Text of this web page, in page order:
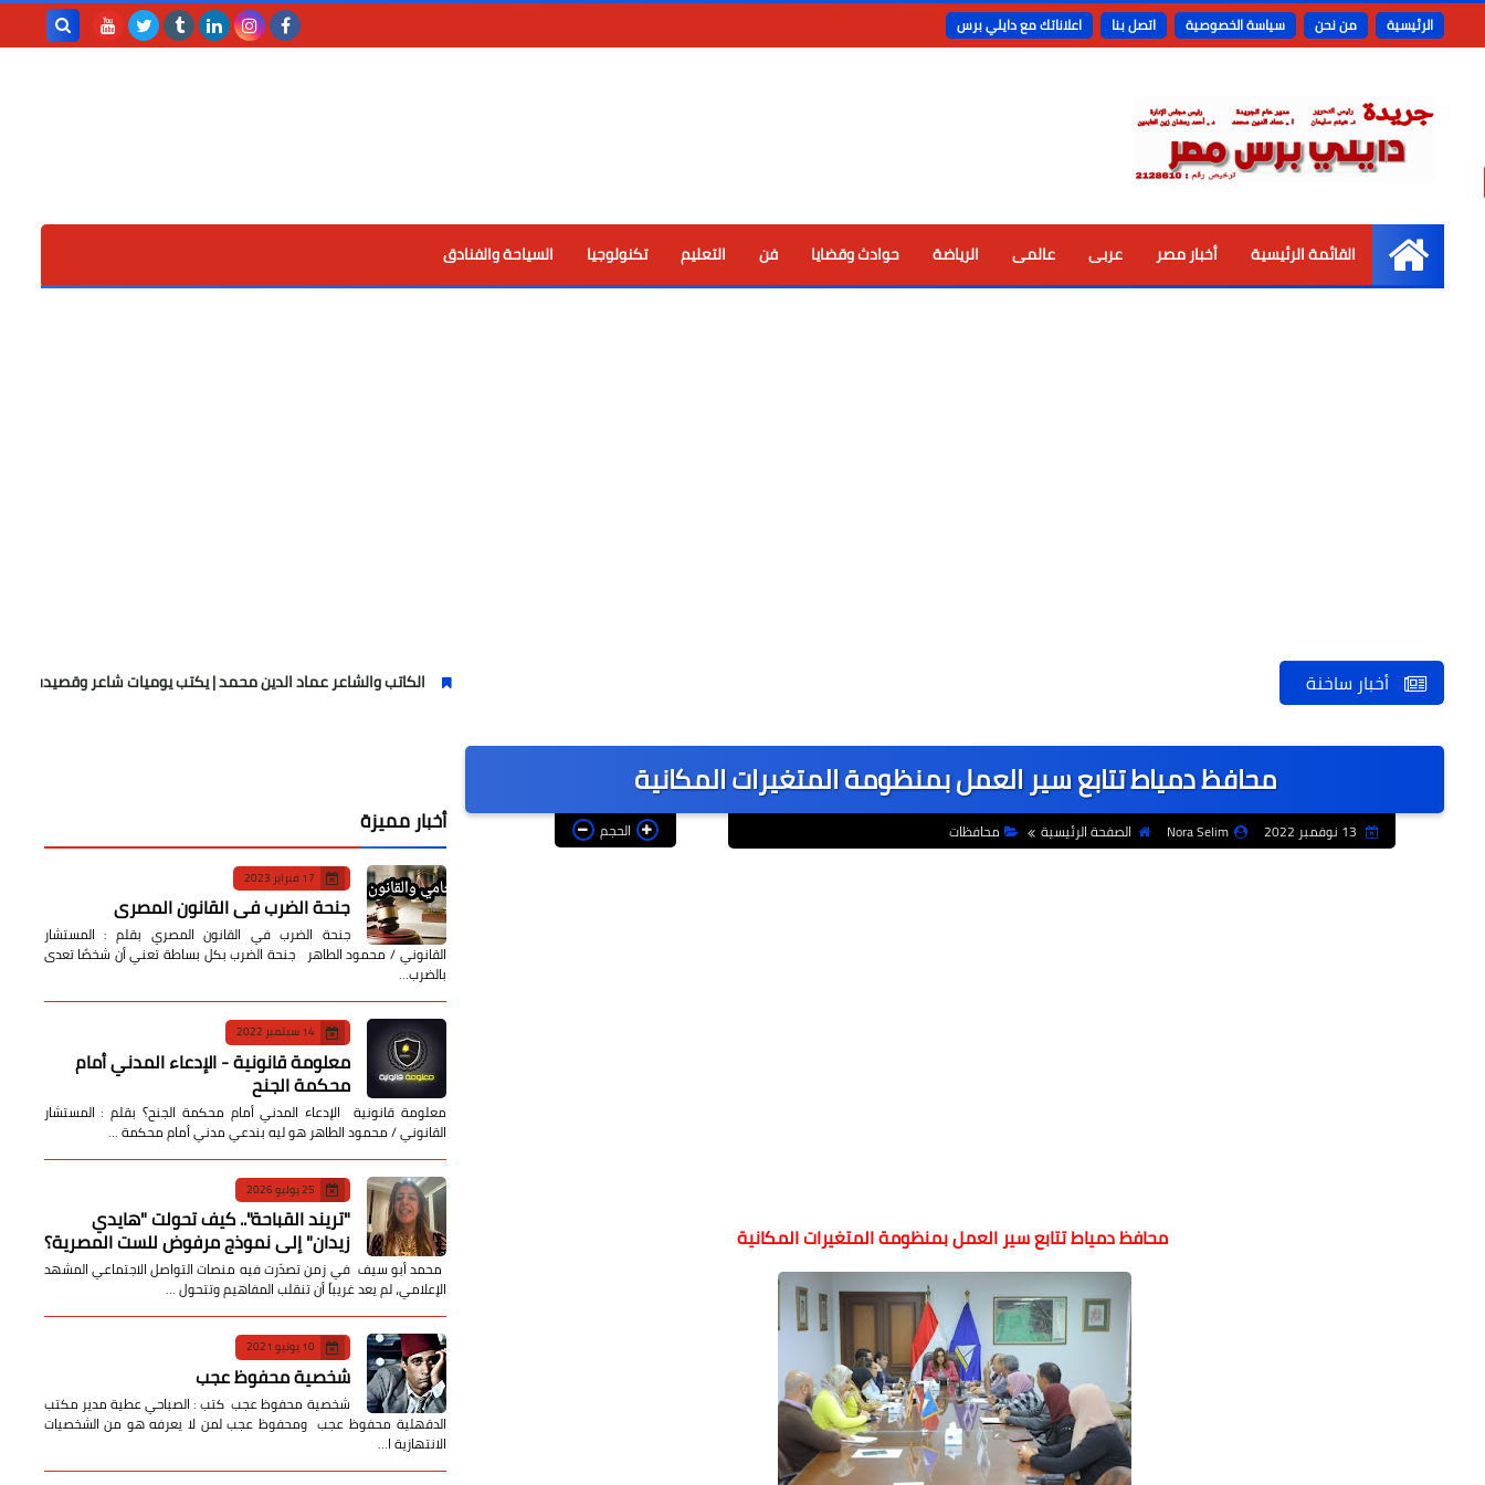
الرئيسية من نحن سياسة الخصوصية اتصل بنا اعلاناتك مع دايلي برس
الرئيسية
القائمة الرئيسية أخبار مصر عربى عالمى الرياضة حوادث وقضايا فن التعليم تكنولوجيا السياحة والفنادق
أخبار ساخنة الكاتب والشاعر عماد الدين محمد | يكتب يوميات شاعر وقصيدة : مازلتُ بخير
محافظ دمياط تتابع سير العمل بمنظومة المتغيرات المكانية
Nora Selim الصفحة الرئيسية محافظات الحجم
محافظ دمياط تتابع سير العمل بمنظومة المتغيرات المكانية
أخبار مميزة
17 فبراير 2023
جنحة الضرب في القانون المصري
جنحة الضرب في القانون المصري بقلم : المستشار
القانوني / محمود الطاهر جنحة الضرب بكل بساطة تعني أن شخصًا تعدى
بالضرب…
14 سبتمبر 2022
معلومة قانونية - الإدعاء المدني أمام
محكمة الجنح
معلومة قانونية الإدعاء المدني أمام محكمة الجنح؟ بقلم : المستشار
القانوني / محمود الطاهر هو ليه بندعي مدني أمام محكمة …
25 يوليو 2026
​"تريند القباحة".. كيف تحولت "هايدي
زيدان" إلى نموذج مرفوض للست المصرية؟
​ محمد أبو سيف ​في زمن تصدّرت فيه منصات التواصل الاجتماعي المشهد
الإعلامي، لم يعد غريباً أن تنقلب المفاهيم وتتحول …
10 يونيو 2021
شخصية محفوظ عجب
شخصية محفوظ عجب كتب : الصباحي عطية مدير مكتب
الدقهلية محفوظ عجب ومحفوظ عجب لمن لا يعرفه هو من الشخصيات
الانتهازية ا…